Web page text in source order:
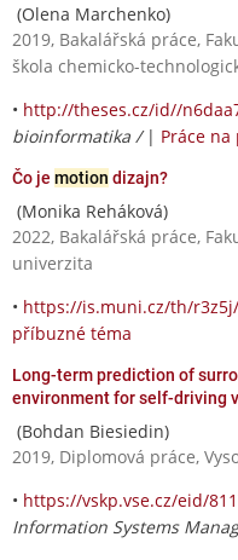
(Olena Marchenko)
2019, Bakalářská práce,
škola chemicko-
• http://theses.cz/id//
bioinformatika / | Práce
Čo je motion dizajn?
(Monika Reháková)
2022, Bakalářská práce,
univerzita
• https://is.muni.cz/th/r3z5j/
příbuzné téma
Long-term prediction of
environment for self-driving
(Bohdan Biesiedin)
2019, Diplomová práce,
• https://vskp.vse.cz/eid/
Information Systems